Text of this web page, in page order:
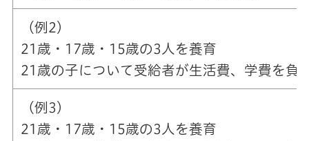
（例2）
21歳・17歳・15歳の3人を養育
21歳の子について受給者が生活費、学費を負
（例3）
21歳・17歳・15歳の3人を養育